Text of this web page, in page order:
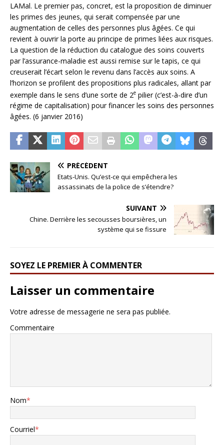
LAMal. Le premier pas, concret, est la proposition de diminuer
les primes des jeunes, qui serait compensée par une
augmentation de celles des personnes plus âgées. Ce qui
revient à ouvrir la porte au principe de primes liées aux risques.
La question de la réduction du catalogue des soins couverts
par l’assurance-maladie est aussi remise sur le tapis, ce qui
creuserait l’écart selon le revenu dans l’accès aux soins. A
l’horizon se profilent des propositions plus radicales, allant par
exemple dans le sens d’une sorte de 2e pilier (c’est-à-dire d’un
régime de capitalisation) pour financer les soins des personnes
âgées. (6 janvier 2016)
PRÉCÉDENT
Etats-Unis. Qu’est-ce qui empêchera les
assassinats de la police de s’étendre?
SUIVANT
Chine. Derrière les secousses boursières, un
système qui se fissure
SOYEZ LE PREMIER À COMMENTER
Laisser un commentaire
Votre adresse de messagerie ne sera pas publiée.
Commentaire
Nom*
Courriel*